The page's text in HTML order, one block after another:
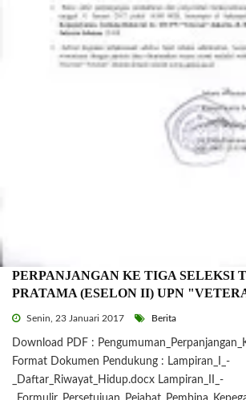
PERPANJANGAN KE TIGA SELEKSI
PRATAMA (ESELON II) UPN
Senin, 23 Januari 2017 Berita
Download PDF :
Format Dokumen Pendukung : Lampiran_I_-
_Daftar_Riwayat_Hidup.docx Lampiran_II_-